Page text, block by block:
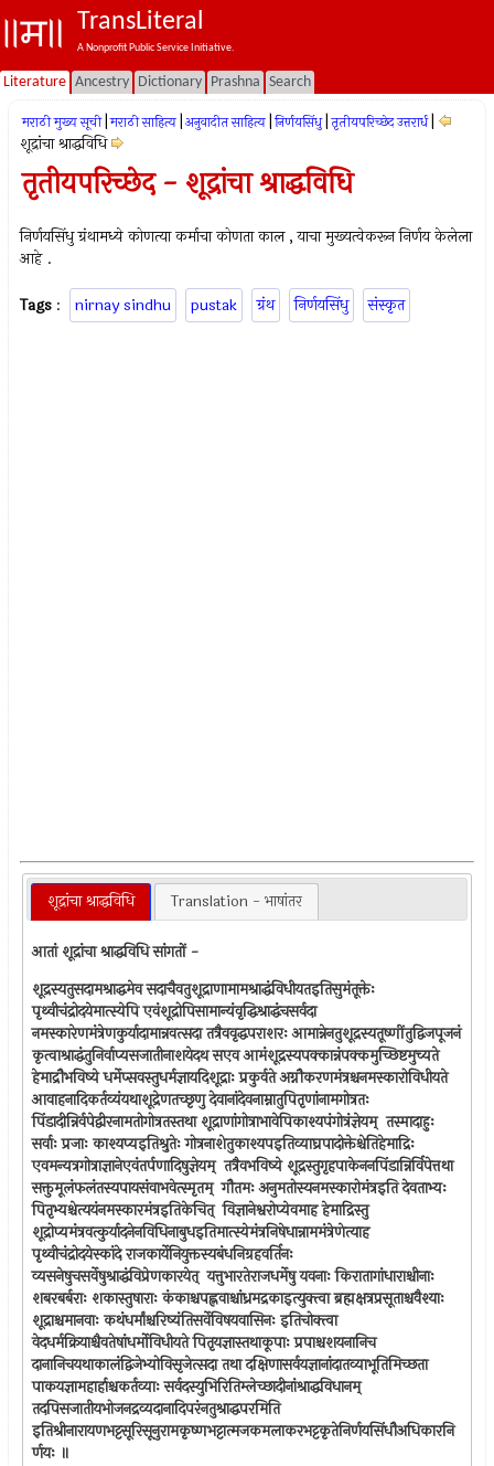
TransLiteral
A Nonprofit Public Service Initiative.
Literature Ancestry Dictionary Prashna Search
मराठी मुख्य सूची मराठी साहित्य अनुवादीत साहित्य निर्णयसिंधु तृतीयपरिच्छेद उत्तरार्ध
शूद्रांचा श्राद्धविधि
तृतीयपरिच्छेद - शूद्रांचा श्राद्धविधि
निर्णयसिंधु ग्रंथामध्ये कोणत्या कर्माचा कोणता काल , याचा मुख्यत्वेकरून निर्णय केलेला
आहे .
Tags : nirnay sindhu pustak ग्रंथ निर्णयसिंधु संस्कृत
शूद्रांचा श्राद्धविधि Translation - भाषांतर
आतां शूद्रांचा श्राद्धविधि सांगतों -
शूद्रस्यतुसदामश्राद्धमेव सदाचैवतुशूद्राणामामश्राद्धंविधीयतइतिसुमंतूक्तेः
पृथ्वीचंद्रोदयेमात्स्येपि एवंशूद्रोपिसामान्यंवृद्धिश्राद्धंचसर्वदा
नमस्कारेणमंत्रेणकुर्यादामान्नवत्सदा तत्रैववृद्धपराशरः आमान्नेनतुशूद्रस्यतूष्णींतुद्विजपूजनं
कृत्वाश्राद्धंतुनिर्वाप्यसजातीनाशयेदथ सएव आमंशूद्रस्यपक्कान्नंपक्कमुच्छिष्टमुच्यते
हेमाद्रौभविष्ये धर्मेप्सवस्तुधर्मज्ञायदिशूद्राः प्रकुर्वते अग्नौकरणमंत्रश्चनमस्कारोविधीयते
आवाहनादिकर्तव्यंयथाशूद्रेणतच्छृणु देवानांदेवनाम्नातुपितृणांनामगोत्रतः
पिंडादीन्निर्वपेद्वीरनामतोगोत्रतस्तथा शूद्राणांगोत्राभावेपिकाश्यपंगोत्रंज्ञेयम् ‍ तस्मादाहुः
सर्वाः प्रजाः काश्यप्यइतिश्रुतेः गोत्रनाशेतुकाश्यपइतिव्याघ्रपादोक्तेश्चेतिहेमाद्रिः
एवमन्यत्रगोत्राज्ञानेएवंतर्पणादिषुज्ञेयम् ‍ तत्रैवभविष्ये शूद्रस्तुगृहपाकेननपिंडान्निर्विपेत्तथा
सक्तुमूलंफलंतस्यपायसंवाभवेत्स्मृतम् ‍ गौतमः अनुमतोस्यनमस्कारोमंत्रइति देवताभ्यः
पितृभ्यश्चेत्ययंनमस्कारमंत्रइतिकेचित् ‍ विज्ञानेश्वरोप्येवमाह हेमाद्रिस्तु
शूद्रोप्यमंत्रवत्कुर्यादनेनविधिनाबुधइतिमात्स्येमंत्रनिषेधान्नाममंत्रेणेत्याह
पृथ्वीचंद्रोदयेस्कांदे राजकार्येनियुक्तस्यबंधनिग्रहवर्तिनः
व्यसनेषुचसर्वेषुश्राद्धंविप्रेणकारयेत् ‍ यत्तुभारतेराजधर्मेषु यवनाः किरातागांधाराश्चीनाः
शबरबर्बराः शकास्तुषाराः कंकाश्चपह्लवाश्चांध्रमद्रकाइत्युक्त्वा ब्रह्मक्षत्रप्रसूताश्चवैश्याः
शूद्राश्चमानवाः कथंधर्मांश्चरिष्यंतिसर्वेविषयवासिनः इतिचोक्त्वा
वेदधर्मक्रियाश्चैवतेषांधर्मोविधीयते पितृयज्ञास्तथाकूपाः प्रपाश्चशयनानिच
दानानिचयथाकालंद्विजेभ्योविसृजेत्सदा तथा दक्षिणासर्वयज्ञानांदातव्याभूतिमिच्छता
पाकयज्ञामहार्हाश्चकर्तव्याः सर्वदस्युभिरितिम्लेच्छादीनांश्राद्धविधानम् ‍
तदपिसजातीयभोजनद्रव्यदानादिपरंनतुश्राद्धपरमिति
इतिश्रीनारायणभट्टसूरिसूनुरामकृष्णभट्टात्मजकमलाकरभट्टकृतेनिर्णयसिंधौअधिकारनि
र्णयः ॥